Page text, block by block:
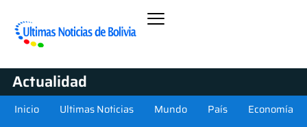
Actualidad
Inicio Ultimas Noticias Mundo País
Economía